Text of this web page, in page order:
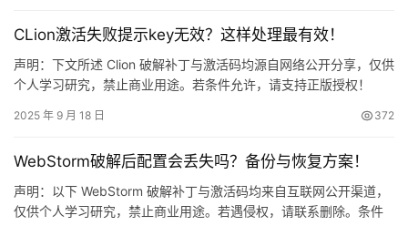
CLion激活失败提示key无效？这样处理最有效！
声明：下文所述 Clion 破解补丁与激活码均源自网络公开分享，仅供
个人学习研究，禁止商业用途。若条件允许，请支持正版授权！
Windows、macOS 与 Linux。下文将以图文方式，手把手演示如何
统或 Clion…
2025 年 9 月 18 日 372
WebStorm破解后配置会丢失吗？备份与恢复方案！
声明：以下 WebStorm 破解补丁与激活码均来自互联网公开渠道，
仅供个人学习研究，禁止商业用途。若遇侵权，请联系删除。条件